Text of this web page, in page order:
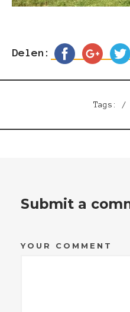
Delen:
Tags: /
Submit a
YOUR COMMENT